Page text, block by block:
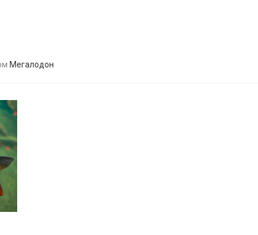
Мегалодон